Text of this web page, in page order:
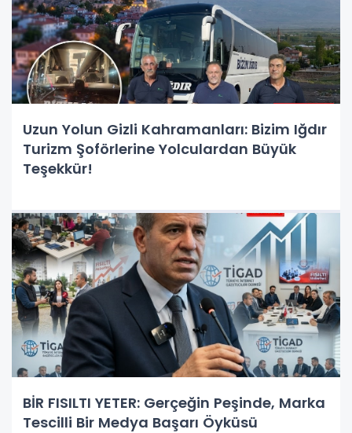
Uzun Yolun Gizli Kahramanları: Bizim Iğdır
Turizm Şoförlerine Yolculardan Büyük
Teşekkür!
BİR FISILTI YETER: Gerçeğin Peşinde, Marka
Tescilli Bir Medya Başarı Öyküsü